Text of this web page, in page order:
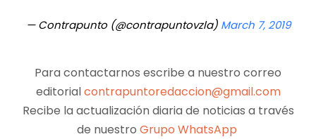
— Contrapunto (@contrapuntovzla) March 7, 2019
Para contactarnos escribe a nuestro correo
editorialcontrapuntoredaccion@gmail.com
Recibe la actualización diaria de noticias a través
de nuestro Grupo WhatsApp